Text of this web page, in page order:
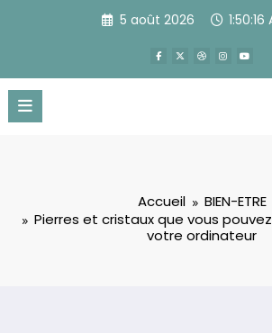
5 août 2026 1:50:17
Accueil
BIEN-ETRE
Pierres et cristaux que vous
votre ordinateur